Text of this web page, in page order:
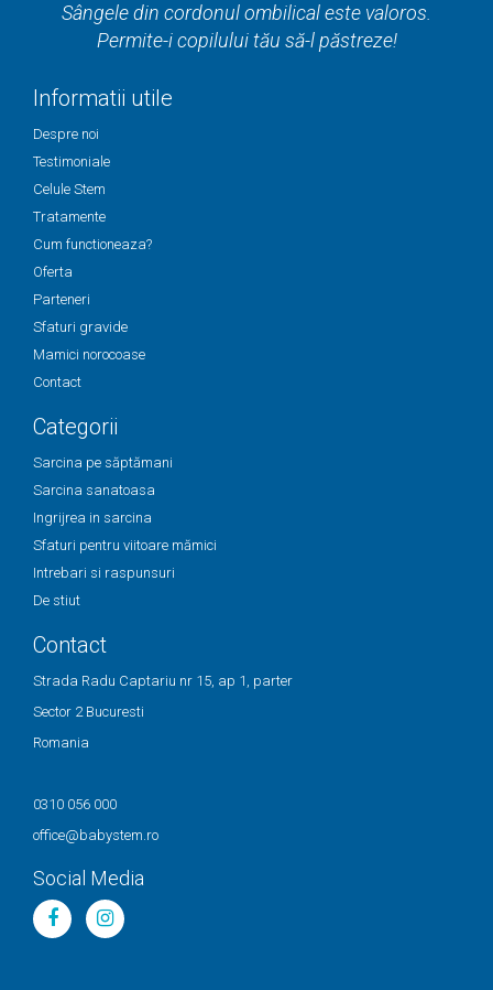
Sângele din cordonul ombilical este valoros.
Permite-i copilului tău să-l păstreze!
Informatii utile
Despre noi
Testimoniale
Celule Stem
Tratamente
Cum functioneaza?
Oferta
Parteneri
Sfaturi gravide
Mamici norocoase
Contact
Categorii
Sarcina pe săptămani
Sarcina sanatoasa
Ingrijrea in sarcina
Sfaturi pentru viitoare mămici
Intrebari si raspunsuri
De stiut
Contact
Strada Radu Captariu nr 15, ap 1, parter
Sector 2 Bucuresti
Romania
0310 056 000
office@babystem.ro
Social Media